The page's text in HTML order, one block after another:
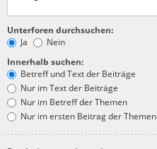
Unterforen durchsuchen:
Ja
Nein
Innerhalb suchen:
Betreff und Text der Beiträge
Nur im Text der Beiträge
Nur im Betreff der Themen
Nur im ersten Beitrag der Themen